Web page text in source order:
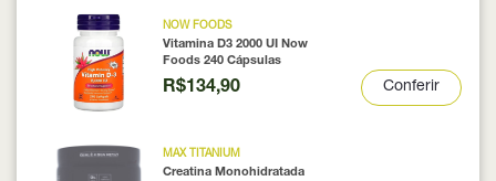
NOW FOODS
Vitamina D3 2000 UI Now
Foods 240 Cápsulas
R$134,90 Conferir
MAX TITANIUM
Creatina Monohidratada